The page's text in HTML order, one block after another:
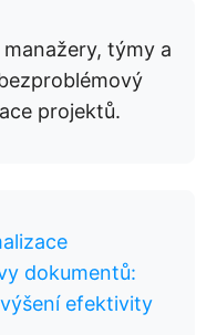
týmy a
projektů.
dokumentů:
efektivity